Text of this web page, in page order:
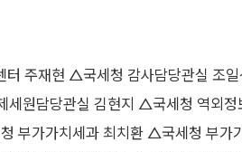
주재현 △국세청 감사담당관실 조
원담당관실 김현지 △국세청 역외
부가가치세과 최치환 △국세청 부가